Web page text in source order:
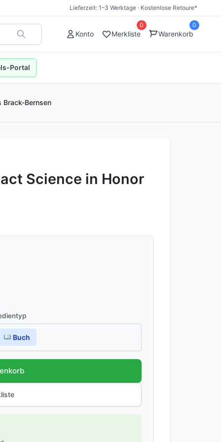
Lieferzeit: 1–3 Werktage · Kostenlose Retoure*
Konto Merkliste
0
Warenkorb
0
Portal
Brack-Bernsen
Science in Honor
Buch